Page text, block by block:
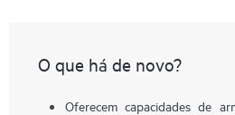
O que há de novo?
Oferecem capacidades de